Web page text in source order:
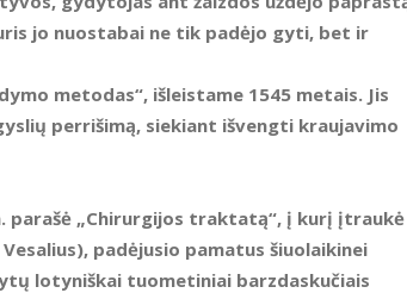
jo nuostabai ne tik padėjo gyti, bet ir
metodas“, išleistame 1545 metais. Jis
perrišimą, siekiant išvengti kraujavimo
parašė „Chirurgijos traktatą“, į kurį
padėjusio pamatus šiuolaikinei
lotyniškai tuometiniai barzdaskučiais